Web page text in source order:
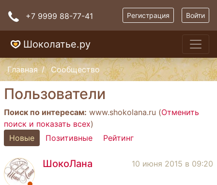
+7 9999 88-77-41 Регистрация Войти
Шоколатье.ру
Главная Сообщество
Пользователи
Поиск по интересам: www.shokolana.ru (Отменить
поиск и показать всех)
Новые
Позитивные Рейтинг
10 июня 2015 в 09:20
ШокоЛана